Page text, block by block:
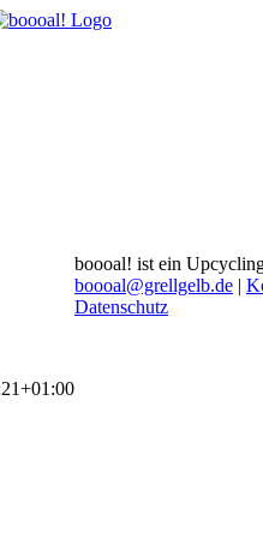
boooal! ist ein
boooal@grellgelb.de |
Datenschutz